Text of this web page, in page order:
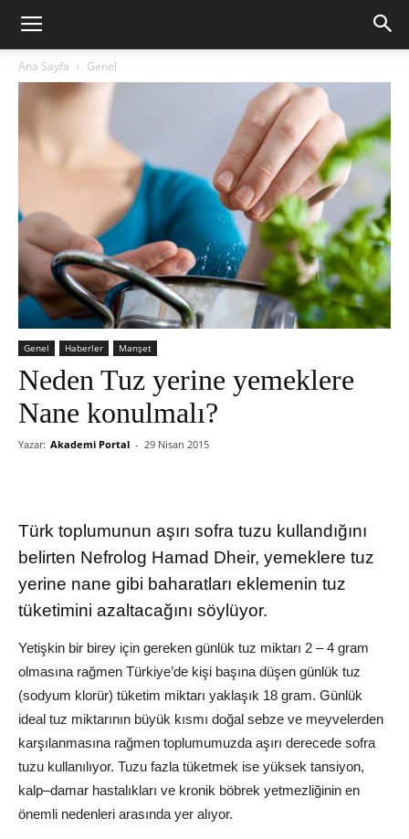
Ana Sayfa Genel
Genel Haberler Manşet
Neden Tuz yerine yemeklere
Nane konulmalı?
Yazar: Akademi Portal - 29 Nisan 2015
Türk toplumunun aşırı sofra tuzu kullandığını
belirten Nefrolog Hamad Dheir, yemeklere tuz
yerine nane gibi baharatları eklemenin tuz
tüketimini azaltacağını söylüyor.
Yetişkin bir birey için gereken günlük tuz miktarı 2 – 4 gram
olmasına rağmen Türkiye’de kişi başına düşen günlük tuz
(sodyum klorür) tüketim miktarı yaklaşık 18 gram. Günlük
ideal tuz miktarının büyük kısmı doğal sebze ve meyvelerden
karşılanmasına rağmen toplumumuzda aşırı derecede sofra
tuzu kullanılıyor. Tuzu fazla tüketmek ise yüksek tansiyon,
kalp–damar hastalıkları ve kronik böbrek yetmezliğinin en
önemli nedenleri arasında yer alıyor.